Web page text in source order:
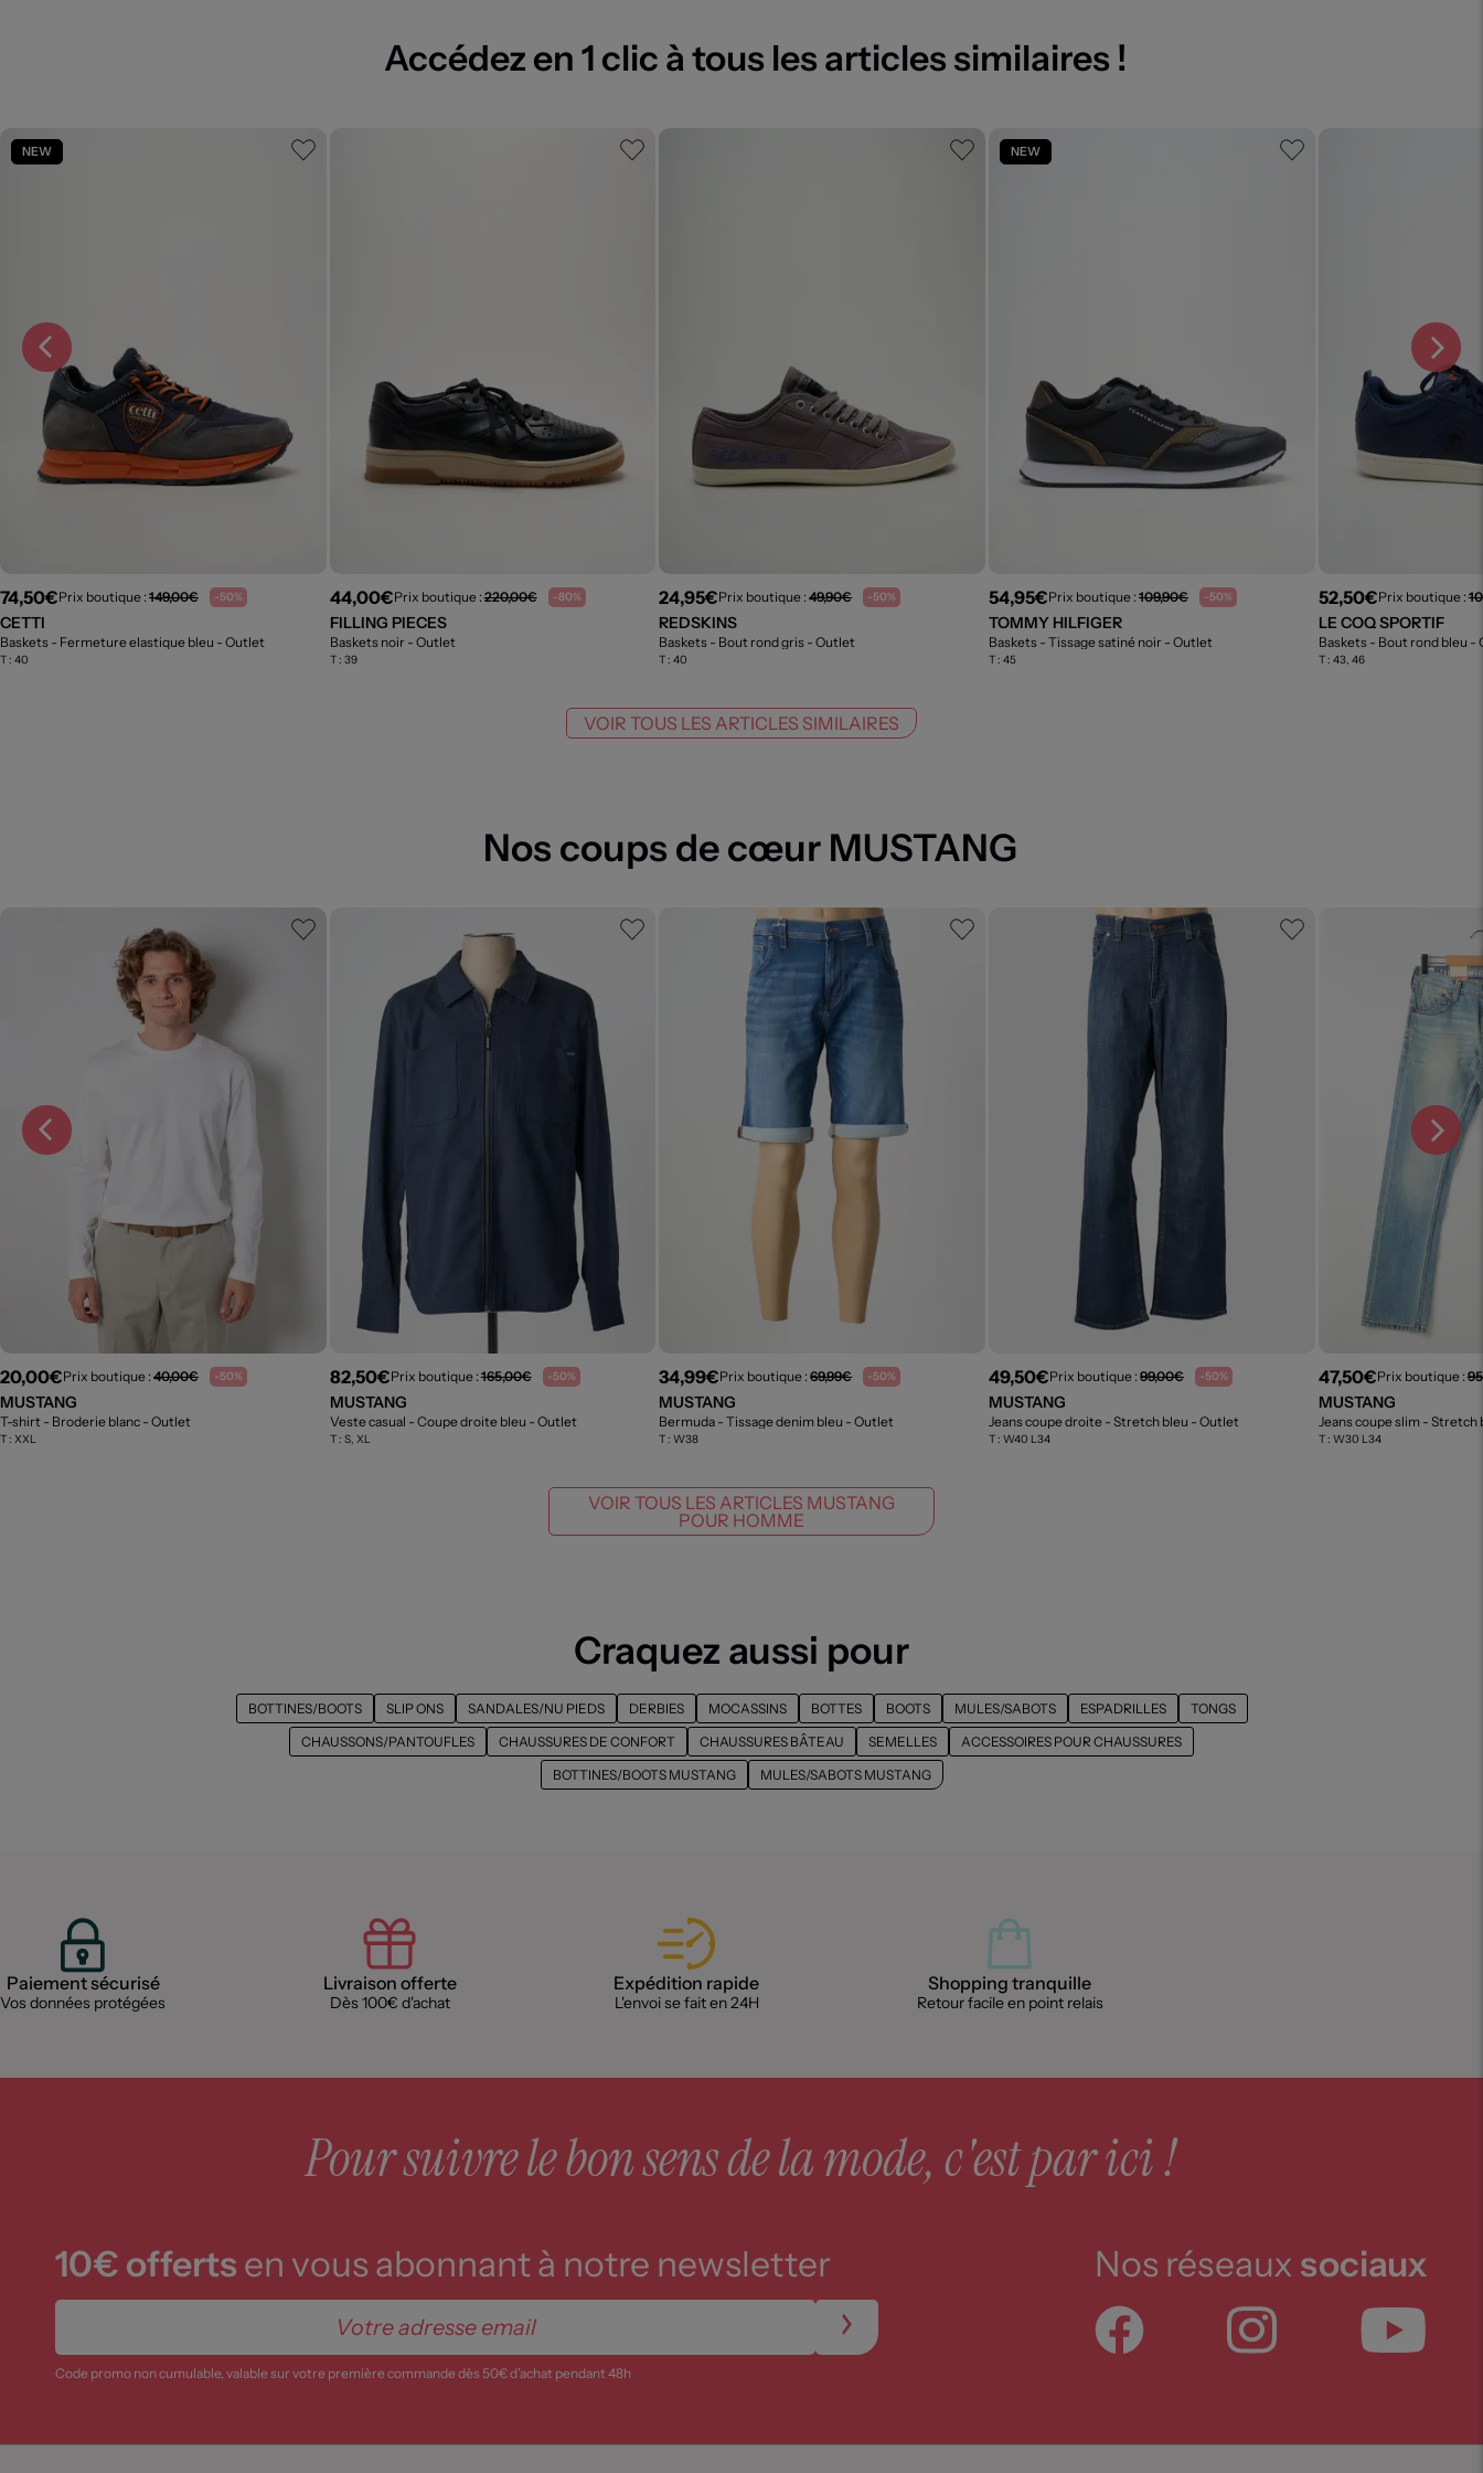
Accédez en 1 clic à tous les articles similaires !
NEW
74,50€Prix boutique : 149,00€ -50%
CETTI
Baskets - Fermeture elastique bleu - Outlet
T : 40
44,00€Prix boutique :220,00€ -80%
FILLING PIECES
Baskets noir - Outlet
T : 39
24,95€Prix boutique :49,90€ -50%
REDSKINS
Baskets - Bout rond gris - Outlet
T :40
NEW
54,95€Prix boutique :109,90€ -50%
TOMMY HILFIGER
Baskets - Tissage satiné noir - Outlet
T :45
52,50€Prix boutique :
LE COQ SPORTIF
Baskets - Bout rond bleu -
T : 43, 46
VOIR TOUS LES ARTICLES SIMILAIRES
Nos coups de cœur MUSTANG
20,00€Prix boutique : 40,00€ -50%
MUSTANG
T-shirt - Broderie blanc - Outlet
T : XXL
82,50€Prix boutique :165,00€ -50%
MUSTANG
Veste casual - Coupe droite bleu - Outlet
T : S, XL
34,99€Prix boutique :69,99€ -50%
MUSTANG
Bermuda - Tissage denim bleu - Outlet
T :W38
49,50€Prix boutique :99,00€ -50%
MUSTANG
Jeans coupe droite - Stretch bleu - Outlet
T :W40 L34
47,50€Prix boutique :
MUSTANG
Jeans coupe slim - Stretch
T : W30 L34
VOIR TOUS LES ARTICLES MUSTANG
POUR HOMME
Craquez aussi pour
BOTTINES/BOOTS SLIP ONS SANDALES/NU PIEDS DERBIES MOCASSINS BOTTES BOOTS MULES/SABOTS ESPADRILLES
TONGS
CHAUSSONS/PANTOUFLES
CHAUSSURES DE CONFORT CHAUSSURES BÂTEAU SEMELLES
ACCESSOIRES POUR CHAUSSURES
BOTTINES/BOOTS MUSTANG
MULES/SABOTS MUSTANG
Paiement sécurisé
Vos données protégées
Livraison offerte
Dès 100€ d'achat
Expédition rapide
L'envoi se fait en 24H
Shopping tranquille
Retour facile en point relais
Pour suivre le bon sens de la mode, c'est par ici !
10€ offerts en vous abonnant à notre newsletter
Code promo non cumulable, valable sur votre première commande dès 50€ d’achat pendant 48h
Nos réseaux sociaux